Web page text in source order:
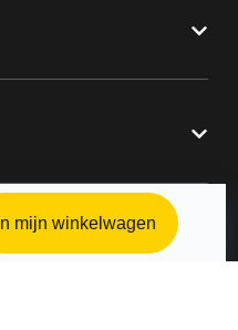
In mijn winkelwagen